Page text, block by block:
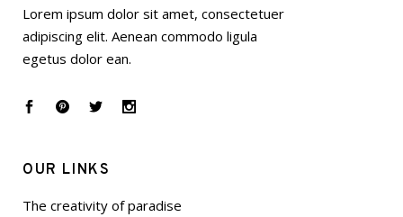
Lorem ipsum dolor sit amet, consectetuer
adipiscing elit. Aenean commodo ligula
egetus dolor ean.
OUR LINKS
The creativity of paradise